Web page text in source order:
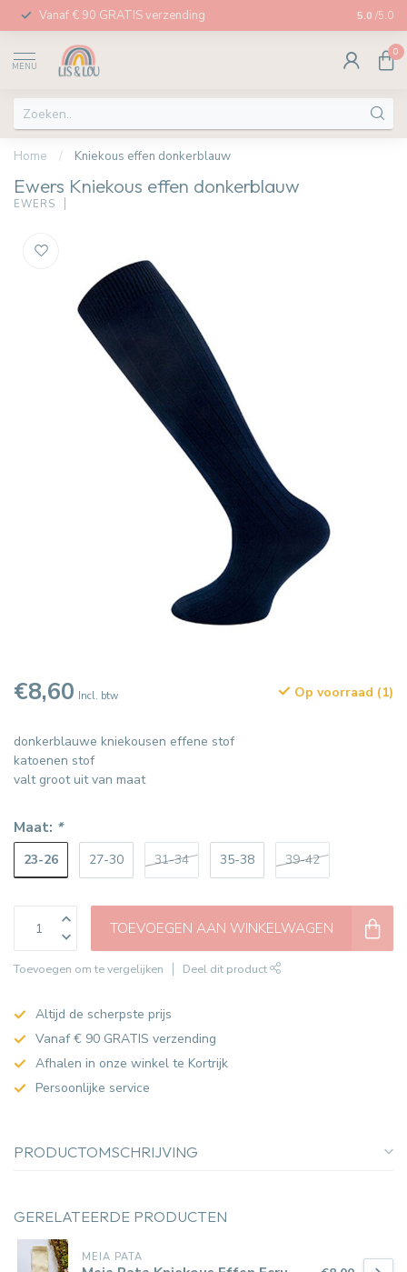
Vanaf € 90 GRATIS verzending Afhalen
5.0 /5.0
MENU
0
Home / Kniekous effen donkerblauw
Ewers Kniekous effen donkerblauw
EWERS
€8,60 Incl. btw Op voorraad (1)
donkerblauwe kniekousen effene stof
katoenen stof
valt groot uit van maat
Maat: *
23-26 27-30 31-34 35-38 39-42
TOEVOEGEN AAN WINKELWAGEN
Toevoegen om te vergelijken Deel dit product
Altijd de scherpste prijs
Vanaf € 90 GRATIS verzending
Afhalen in onze winkel te Kortrijk
Persoonlijke service
PRODUCTOMSCHRIJVING
GERELATEERDE PRODUCTEN
MEIA PATA